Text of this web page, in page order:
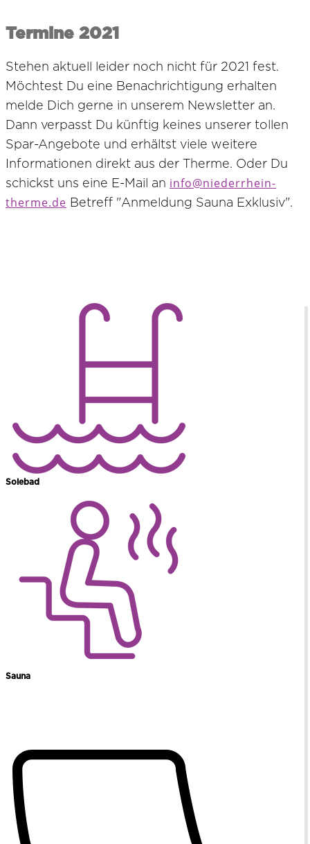
Termine 2021
Stehen aktuell leider noch nicht für 2021 fest.
Möchtest Du eine Benachrichtigung erhalten
melde Dich gerne in unserem Newsletter an.
Dann verpasst Du künftig keines unserer tollen
Spar-Angebote und erhältst viele weitere
Informationen direkt aus der Therme. Oder Du
schickst uns eine E-Mail an info@niederrhein-
therme.de Betreff "Anmeldung Sauna Exklusiv".
Solebad
Sauna